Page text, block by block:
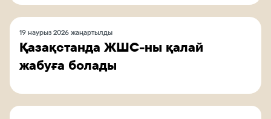
19 наурыз 2026 жаңартылды
Қазақстанда ЖШС-ны қалай
жабуға болады